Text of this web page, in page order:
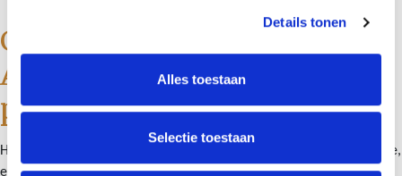
Details tonen
Alles toestaan
Selectie toestaan
Goed bereikbaar vanuit
Amsterdam zonder
parkeerstress
Hoewel Schut & Bruggink Estate Planners is gevestigd in Heemstede,
ervaren veel cliënten uit Amsterdam dit juist als een voordeel.